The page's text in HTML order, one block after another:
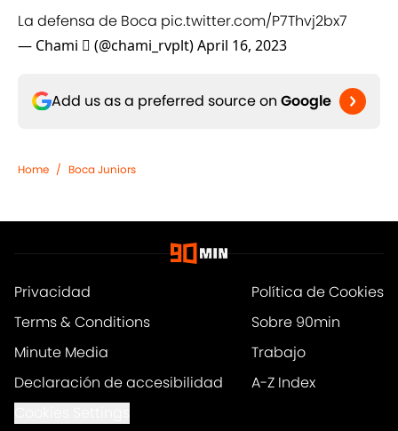
La defensa de Boca pic.twitter.com/P7Thvj2bx7
— Chami  (@chami_rvplt)April 16, 2023
Add us as a preferred source on Google
Home / Boca Juniors
Privacidad
Política de Cookies
Terms & Conditions
Sobre 90min
Minute Media
Trabajo
Declaración de accesibilidad
A-Z Index